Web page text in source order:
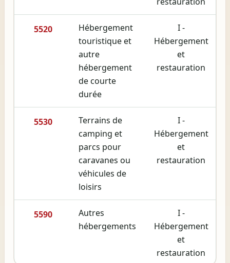
5520
Hébergement
touristique et
autre
hébergement
de courte
durée
I -
Hébergement
et
restauration
5530
Terrains de
camping et
parcs pour
caravanes ou
véhicules de
loisirs
I -
Hébergement
et
restauration
5590
Autres
hébergements
I -
Hébergement
et
restauration